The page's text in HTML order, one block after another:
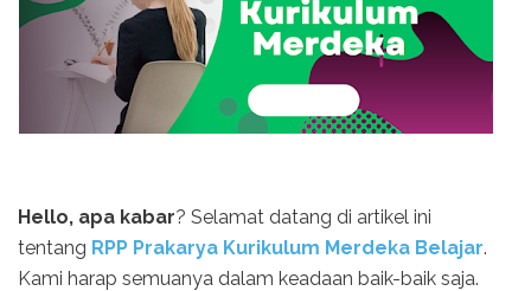
Hello, apa kabar? Selamat datang di artikel ini
tentang RPP Prakarya Kurikulum Merdeka Belajar.
Kami harap semuanya dalam keadaan baik-baik saja.